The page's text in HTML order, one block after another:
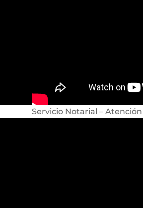
Servicio Notarial –